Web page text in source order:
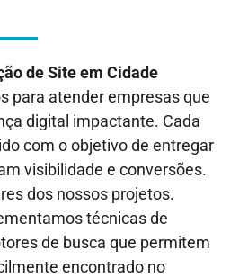
de Site em Cidade
para atender empresas que
digital impactante. Cada
com o objetivo de entregar
visibilidade e conversões.
dos nossos projetos.
técnicas de
de busca que permitem
encontrado no